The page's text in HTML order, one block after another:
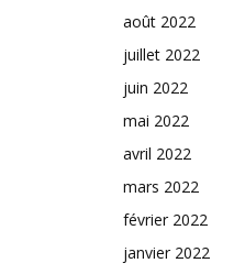
août 2022
juillet 2022
juin 2022
mai 2022
avril 2022
mars 2022
février 2022
janvier 2022